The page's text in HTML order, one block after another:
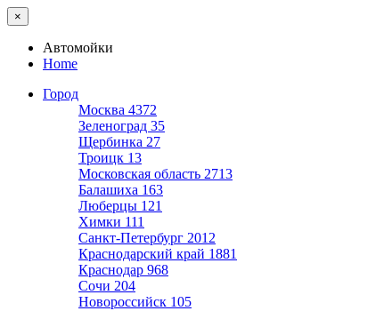
×
Автомойки
Home
Город
Москва 4372
Зеленоград 35
Щербинка 27
Троицк 13
Московская область 2713
Балашиха 163
Люберцы 121
Химки 111
Санкт-Петербург 2012
Краснодарский край 1881
Краснодар 968
Сочи 204
Новороссийск 105